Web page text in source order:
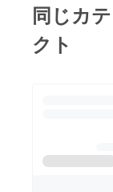
同じカ
クト